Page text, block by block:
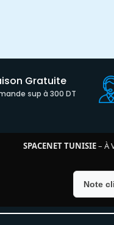
Gratuite
sup à 300 DT
SPACENET TUNISIE– À
Note